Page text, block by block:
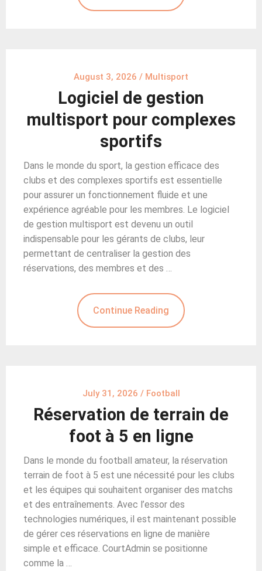
August 3, 2026 / Multisport
Logiciel de gestion
multisport pour complexes
sportifs
Dans le monde du sport, la gestion efficace des
clubs et des complexes sportifs est essentielle
pour assurer un fonctionnement fluide et une
expérience agréable pour les membres. Le logiciel
de gestion multisport est devenu un outil
indispensable pour les gérants de clubs, leur
permettant de centraliser la gestion des
réservations, des membres et des …
Continue Reading
July 31, 2026 / Football
Réservation de terrain de
foot à 5 en ligne
Dans le monde du football amateur, la réservation
terrain de foot à 5 est une nécessité pour les clubs
et les équipes qui souhaitent organiser des matchs
et des entraînements. Avec l’essor des
technologies numériques, il est maintenant possible
de gérer ces réservations en ligne de manière
simple et efficace. CourtAdmin se positionne
comme la …